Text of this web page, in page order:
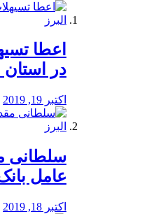
️اعطا
در استان
اکتبر 19, 2019
سلطانی
عامل
اکتبر 18, 2019